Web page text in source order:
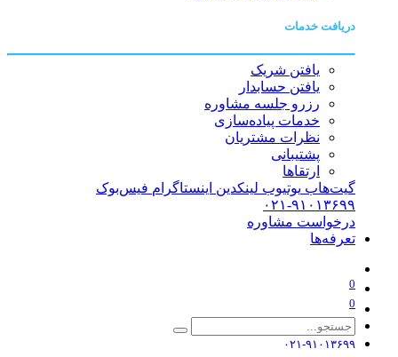
دریافت خدمات
یافتن شریک
یافتن حسابدار
رزرو جلسه مشاوره
خدمات پیاده‌سازی
نظرات مشتریان
پشتیبانی
ارتقاها
گیت‌هاب یوتیوب لینکدین اینستاگرام فیس‌بوک
۰۲۱-۹۱۰۱۳۶۹۹
درخواست مشاوره
تعرفه‌ها
0
0
۰۲۱-۹۱۰۱۳۶۹۹